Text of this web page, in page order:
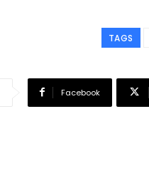
TAGS
Facebook